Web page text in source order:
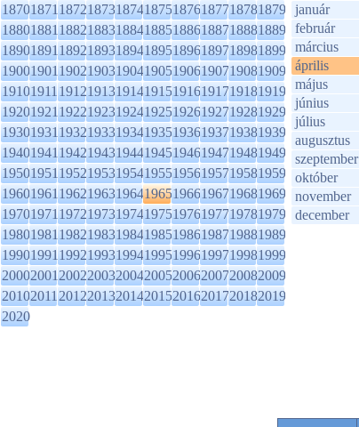
1870187118721873187418751876187718781879
1880188118821883188418851886188718881889
1890189118921893189418951896189718981899
1900190119021903190419051906190719081909
1910191119121913191419151916191719181919
1920192119221923192419251926192719281929
1930193119321933193419351936193719381939
1940194119421943194419451946194719481949
1950195119521953195419551956195719581959
1960196119621963196419651966196719681969
1970197119721973197419751976197719781979
1980198119821983198419851986198719881989
1990199119921993199419951996199719981999
2000200120022003200420052006200720082009
2010201120122013201420152016201720182019
2020
január
február
március
április
május
június
július
augusztus
szeptember
október
november
december